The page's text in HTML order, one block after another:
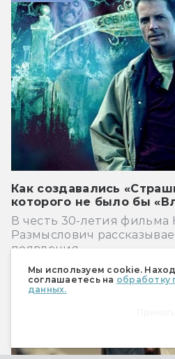
Мы используем cookie.
соглашаетесь на обработку
данных.
Как создавались
которого не было бы
В честь 30-летия фильма
Размыслович
появления.
Кино